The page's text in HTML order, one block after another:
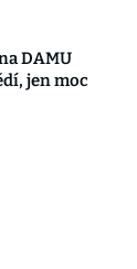
DAMU
jen moc